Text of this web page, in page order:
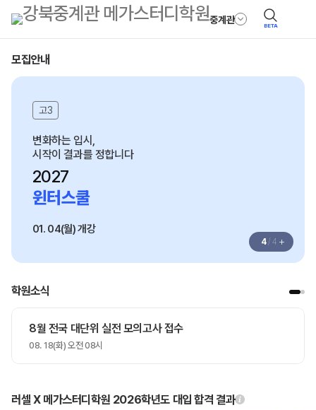
중계관 BETA
모집안내
고3
변화하는 입시,
시작이 결과를 정합니다
2027
윈터스쿨
01. 04(월) 개강
4/ 4 +
학원소식
8월 전국 대단위 실전 모의고사 접수
08. 18(화) 오전 08시
러셀 X 메가스터디학원 2026학년도 대입 합격 결과